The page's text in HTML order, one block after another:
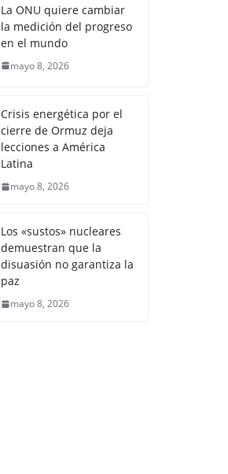
La ONU quiere cambiar
la medición del progreso
en el mundo
mayo 8, 2026
Crisis energética por el
cierre de Ormuz deja
lecciones a América
Latina
mayo 8, 2026
Los «sustos» nucleares
demuestran que la
disuasión no garantiza la
paz
mayo 8, 2026